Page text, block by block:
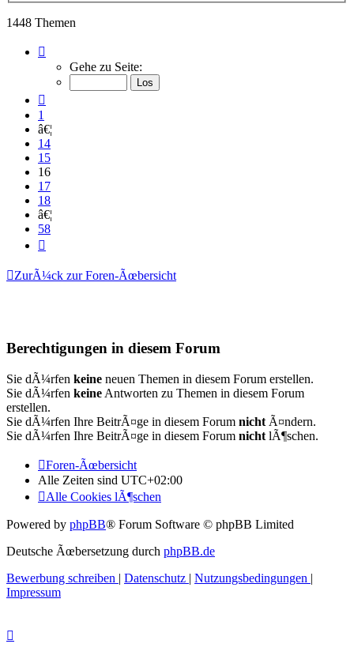
1448 Themen
16
von
Gehe zu Seite:
1
â€¦
14
15
16
17
18
â€¦
58
ZurÃ¼ck zur Foren-Ãœbersicht
Berechtigungen in diesem Forum
Sie dÃ¼rfen keine neuen Themen in diesem Forum erstellen.
Sie dÃ¼rfen keine Antworten zu Themen in diesem Forum
erstellen.
Sie dÃ¼rfen Ihre BeitrÃ¤ge in diesem Forum nicht Ã¤ndern.
Sie dÃ¼rfen Ihre BeitrÃ¤ge in diesem Forum nicht lÃ¶schen.
Foren-Ãœbersicht
Alle Zeiten sind UTC+02:00
Alle Cookies lÃ¶schen
Powered by phpBB® Forum Software © phpBB Limited
Deutsche Ãœbersetzung durch phpBB.de
Bewerbung schreiben | Datenschutz | Nutzungsbedingungen |
Impressum